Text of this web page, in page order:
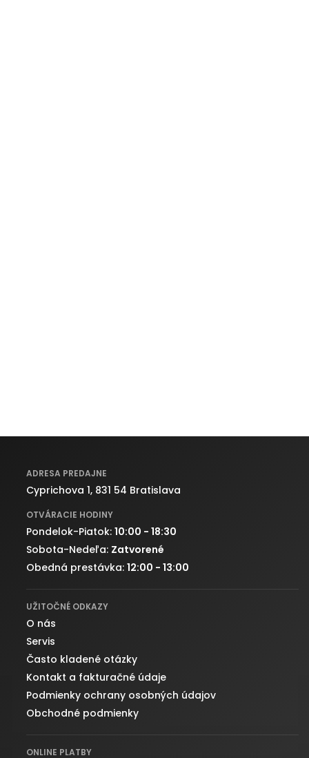
ADRESA PREDAJNE
Cyprichova 1, 831 54 Bratislava
OTVÁRACIE HODINY
Pondelok-Piatok: 10:00 - 18:30
Sobota-Nedeľa: Zatvorené
Obedná prestávka: 12:00 - 13:00
UŽITOČNÉ ODKAZY
O nás
Servis
Často kladené otázky
Kontakt a fakturačné údaje
Podmienky ochrany osobných údajov
Obchodné podmienky
ONLINE PLATBY